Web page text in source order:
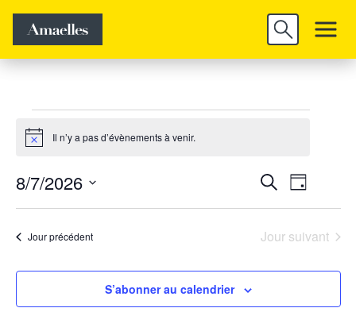
Découvrir
Évènements
for
août
7,
2026
Notice Il n’y a pas d’évènements à venir.
et
de
Recherche
de
Jour
8/7/2026
Sélectionnez
uneJour précédent Jour suivant
S’abonner au calendrier